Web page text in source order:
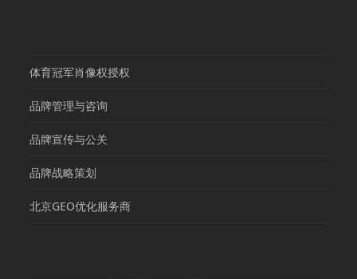
体育冠军肖像权授权
品牌管理与咨询
品牌宣传与公关
品牌战略策划
北京GEO优化服务商